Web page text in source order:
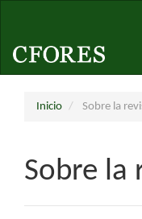
principal
Barra
Inicio Sobre la
Sobre la